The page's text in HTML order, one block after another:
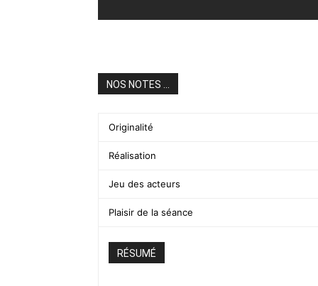
NOS NOTES ...
Originalité
Réalisation
Jeu des acteurs
Plaisir de la séance
RÉSUMÉ